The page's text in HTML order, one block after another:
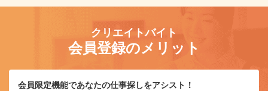
クリエイトバイト
会員登録のメリット
会員限定機能であなたの仕事探しをアシスト！